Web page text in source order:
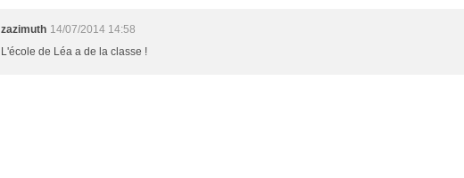
zazimuth 14/07/2014 14:58
L'école de Léa a de la classe !